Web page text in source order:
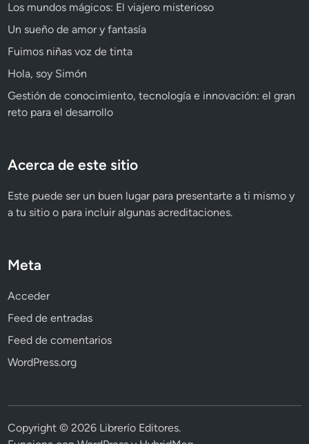
Los mundos mágicos: El viajero misterioso
Un sueño de amor y fantasía
Fuimos niñas voz de tinta
Hola, soy Simón
Gestión de conocimiento, tecnología e innovación: el gran
reto para el desarrollo
Acerca de este sitio
Este puede ser un buen lugar para presentarte a ti mismo y
a tu sitio o para incluir algunas acreditaciones.
Meta
Acceder
Feed de entradas
Feed de comentarios
WordPress.org
Copyright © 2026 Librerío Editores.